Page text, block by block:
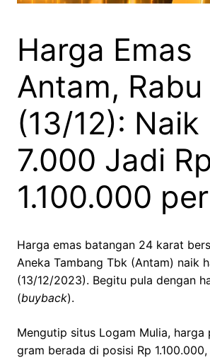
Harga Emas
Antam, Rabu
(13/12): Naik
7.000 Jadi
1.100.000
Harga emas batangan 24 karat
Aneka Tambang Tbk (Antam) naik
(13/12/2023). Begitu pula dengan
(buyback).
Mengutip situs Logam Mulia, harga
gram berada di posisi Rp 1.100.000,